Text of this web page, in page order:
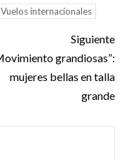
Vuelos internacionales
Siguiente
grandiosas”:
mujeres bellas en talla
grande